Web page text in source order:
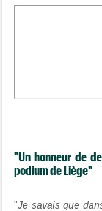
"Un honneur de
podium de Liège"
"Je savais que